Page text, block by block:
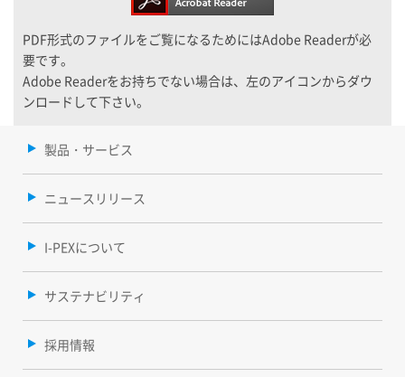
PDF形式のファイルをご覧になるためにはAdobe Readerが必
要です。
Adobe Readerをお持ちでない場合は、左のアイコンからダウ
ンロードして下さい。
製品・サービス
ニュースリリース
I-PEXについて
サステナビリティ
採用情報